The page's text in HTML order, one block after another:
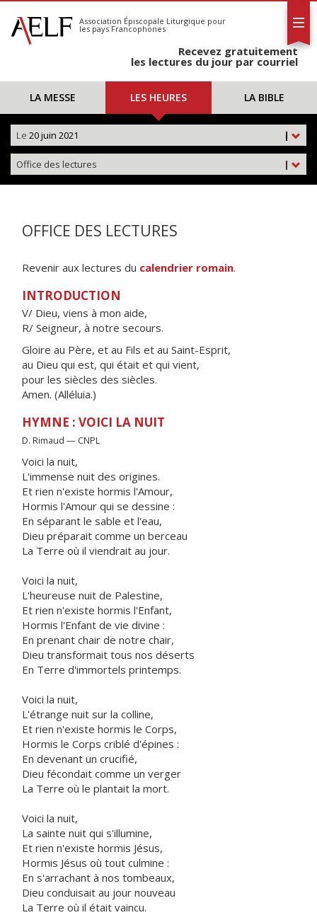
S'abonner
Calendrier
Association Épiscopale Liturgique pour
les pays Francophones
Recevez gratuitement
les lectures du jour par courriel
LA MESSE LES HEURES LA BIBLE
|
Le 20 juin 2021
|
Office des lectures
OFFICE DES LECTURES
Revenir aux lectures du calendrier romain.
INTRODUCTION
V/ Dieu, viens à mon aide,
R/ Seigneur, à notre secours.
Gloire au Père, et au Fils et au Saint-Esprit,
au Dieu qui est, qui était et qui vient,
pour les siècles des siècles.
Amen. (Alléluia.)
HYMNE : VOICI LA NUIT
D. Rimaud — CNPL
Voici la nuit,
L'immense nuit des origines.
Et rien n'existe hormis l'Amour,
Hormis l'Amour qui se dessine :
En séparant le sable et l'eau,
Dieu préparait comme un berceau
La Terre où il viendrait au jour.
Voici la nuit,
L'heureuse nuit de Palestine,
Et rien n'existe hormis l'Enfant,
Hormis l'Enfant de vie divine :
En prenant chair de notre chair,
Dieu transformait tous nos déserts
En Terre d'immortels printemps.
Voici la nuit,
L'étrange nuit sur la colline,
Et rien n'existe hormis le Corps,
Hormis le Corps criblé d'épines :
En devenant un crucifié,
Dieu fécondait comme un verger
La Terre où le plantait la mort.
Voici la nuit,
La sainte nuit qui s'illumine,
Et rien n'existe hormis Jésus,
Hormis Jésus où tout culmine :
En s'arrachant à nos tombeaux,
Dieu conduisait au jour nouveau
La Terre où il était vaincu.